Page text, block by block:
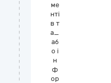
ме
нті
в т
а_
аб
о і
н
ф
ор